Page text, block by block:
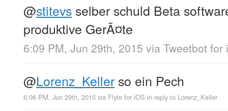
@stitevs selber schuld Beta
produktive GerÃ¤te
6:09 PM, Jun 29th, 2015 via Tweetbot for
@Lorenz_Keller so ein Pech
6:06 PM, Jun 29th, 2015 via Flyte for iOS in reply to Lorenz_Keller